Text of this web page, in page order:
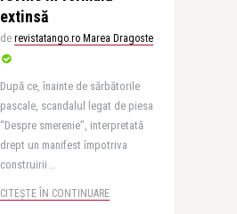
extinsă
de revistatango.ro Marea Dragoste
După ce, înainte de sărbătorile
pascale, scandalul legat de piesa
“Despre smerenie”, interpretată
drept un manifest împotriva
construirii ..
CITEȘTE ÎN CONTINUARE